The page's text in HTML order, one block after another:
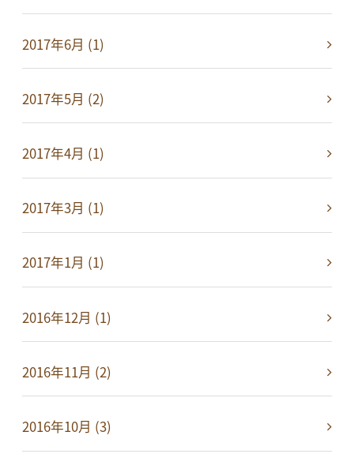
2017年6月 (1)
2017年5月 (2)
2017年4月 (1)
2017年3月 (1)
2017年1月 (1)
2016年12月 (1)
2016年11月 (2)
2016年10月 (3)